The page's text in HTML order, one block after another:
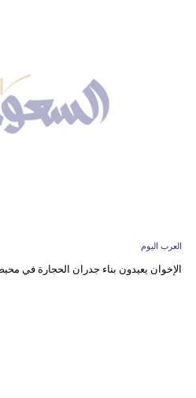
العرب اليوم
الإخوان يعيدون بناء جدران الحجارة في